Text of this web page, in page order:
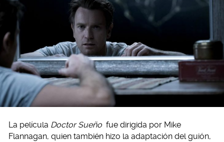
La película Doctor Sueño fue dirigida por Mike
Flannagan, quien también hizo la adaptación del guión,